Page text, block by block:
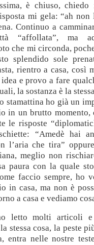
è chiuso,
mi gela: “ah
Continuo a
“affollata”, ma
che mi circonda,
splendido sole
rientro a casa, così
e provo a fare
la sostanza è la
stamattina ho già un
in un brutto
le risposte
“Amedè hai
l’aria che tira”
meglio non
paura con la quale
faccio sempre, ho
in casa, ma non è
a casa e vediamo
letto molti articoli e
stessa cosa, la peste
entra nelle nostre